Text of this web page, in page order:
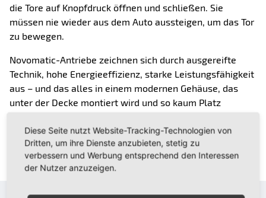
die Tore auf Knopfdruck öffnen und schließen. Sie
müssen nie wieder aus dem Auto aussteigen, um das Tor
zu bewegen.
Novomatic-Antriebe zeichnen sich durch ausgereifte
Technik, hohe Energieeffizienz, starke Leistungsfähigkeit
aus – und das alles in einem modernen Gehäuse, das
unter der Decke montiert wird und so kaum Platz
MEHR ZU DEN GARAGENTOR-ANTRIEBEN
Diese Seite nutzt Website-Tracking-Technologien von
Dritten, um ihre Dienste anzubieten, stetig zu
verbessern und Werbung entsprechend den Interessen
der Nutzer anzuzeigen.